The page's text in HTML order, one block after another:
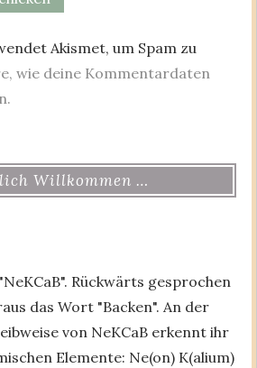
Akismet, um Spam zu
wie deine Kommentardaten
Willkommen …
Rückwärts gesprochen
das Wort "Backen". An der
von NeKCaB erkennt ihr
Elemente: Ne(on) K(alium)